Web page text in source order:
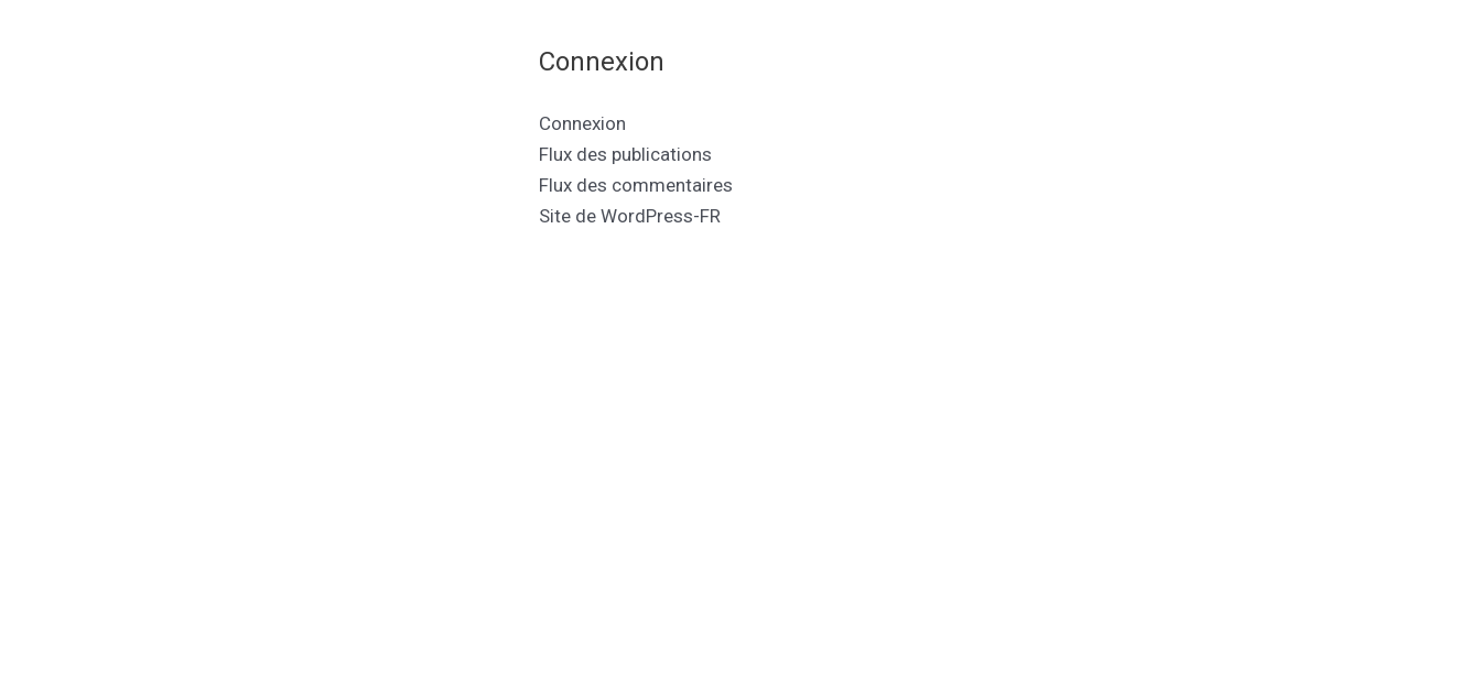
Connexion
Connexion
Flux des publications
Flux des commentaires
Site de WordPress-FR